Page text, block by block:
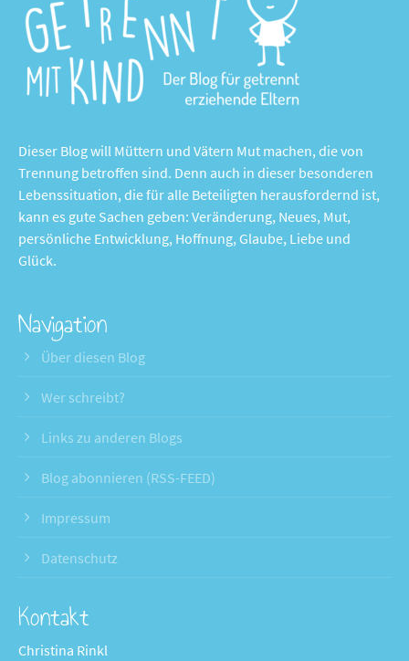
Dieser Blog will Müttern und Vätern Mut machen, die von
Trennung betroffen sind. Denn auch in dieser besonderen
Lebenssituation, die für alle Beteiligten herausfordernd ist,
kann es gute Sachen geben: Veränderung, Neues, Mut,
persönliche Entwicklung, Hoffnung, Glaube, Liebe und
Glück.
Navigation
Über diesen Blog
Wer schreibt?
Links zu anderen Blogs
Blog abonnieren (RSS-FEED)
Impressum
Datenschutz
Kontakt
Christina Rinkl